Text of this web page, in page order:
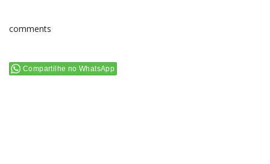
comments
Compartilhe no WhatsApp